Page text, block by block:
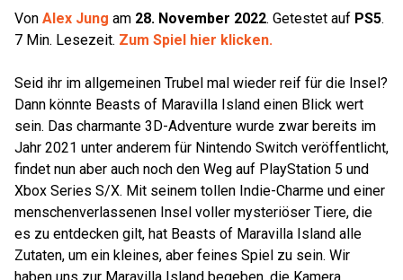
Von Alex Jung am 28. November 2022. Getestet auf PS5.
7 Min. Lesezeit. Zum Spiel hier klicken.
Seid ihr im allgemeinen Trubel mal wieder reif für die Insel?
Dann könnte Beasts of Maravilla Island einen Blick wert
sein. Das charmante 3D-Adventure wurde zwar bereits im
Jahr 2021 unter anderem für Nintendo Switch veröffentlicht,
findet nun aber auch noch den Weg auf PlayStation 5 und
Xbox Series S/X. Mit seinem tollen Indie-Charme und einer
menschenverlassenen Insel voller mysteriöser Tiere, die
es zu entdecken gilt, hat Beasts of Maravilla Island alle
Zutaten, um ein kleines, aber feines Spiel zu sein. Wir